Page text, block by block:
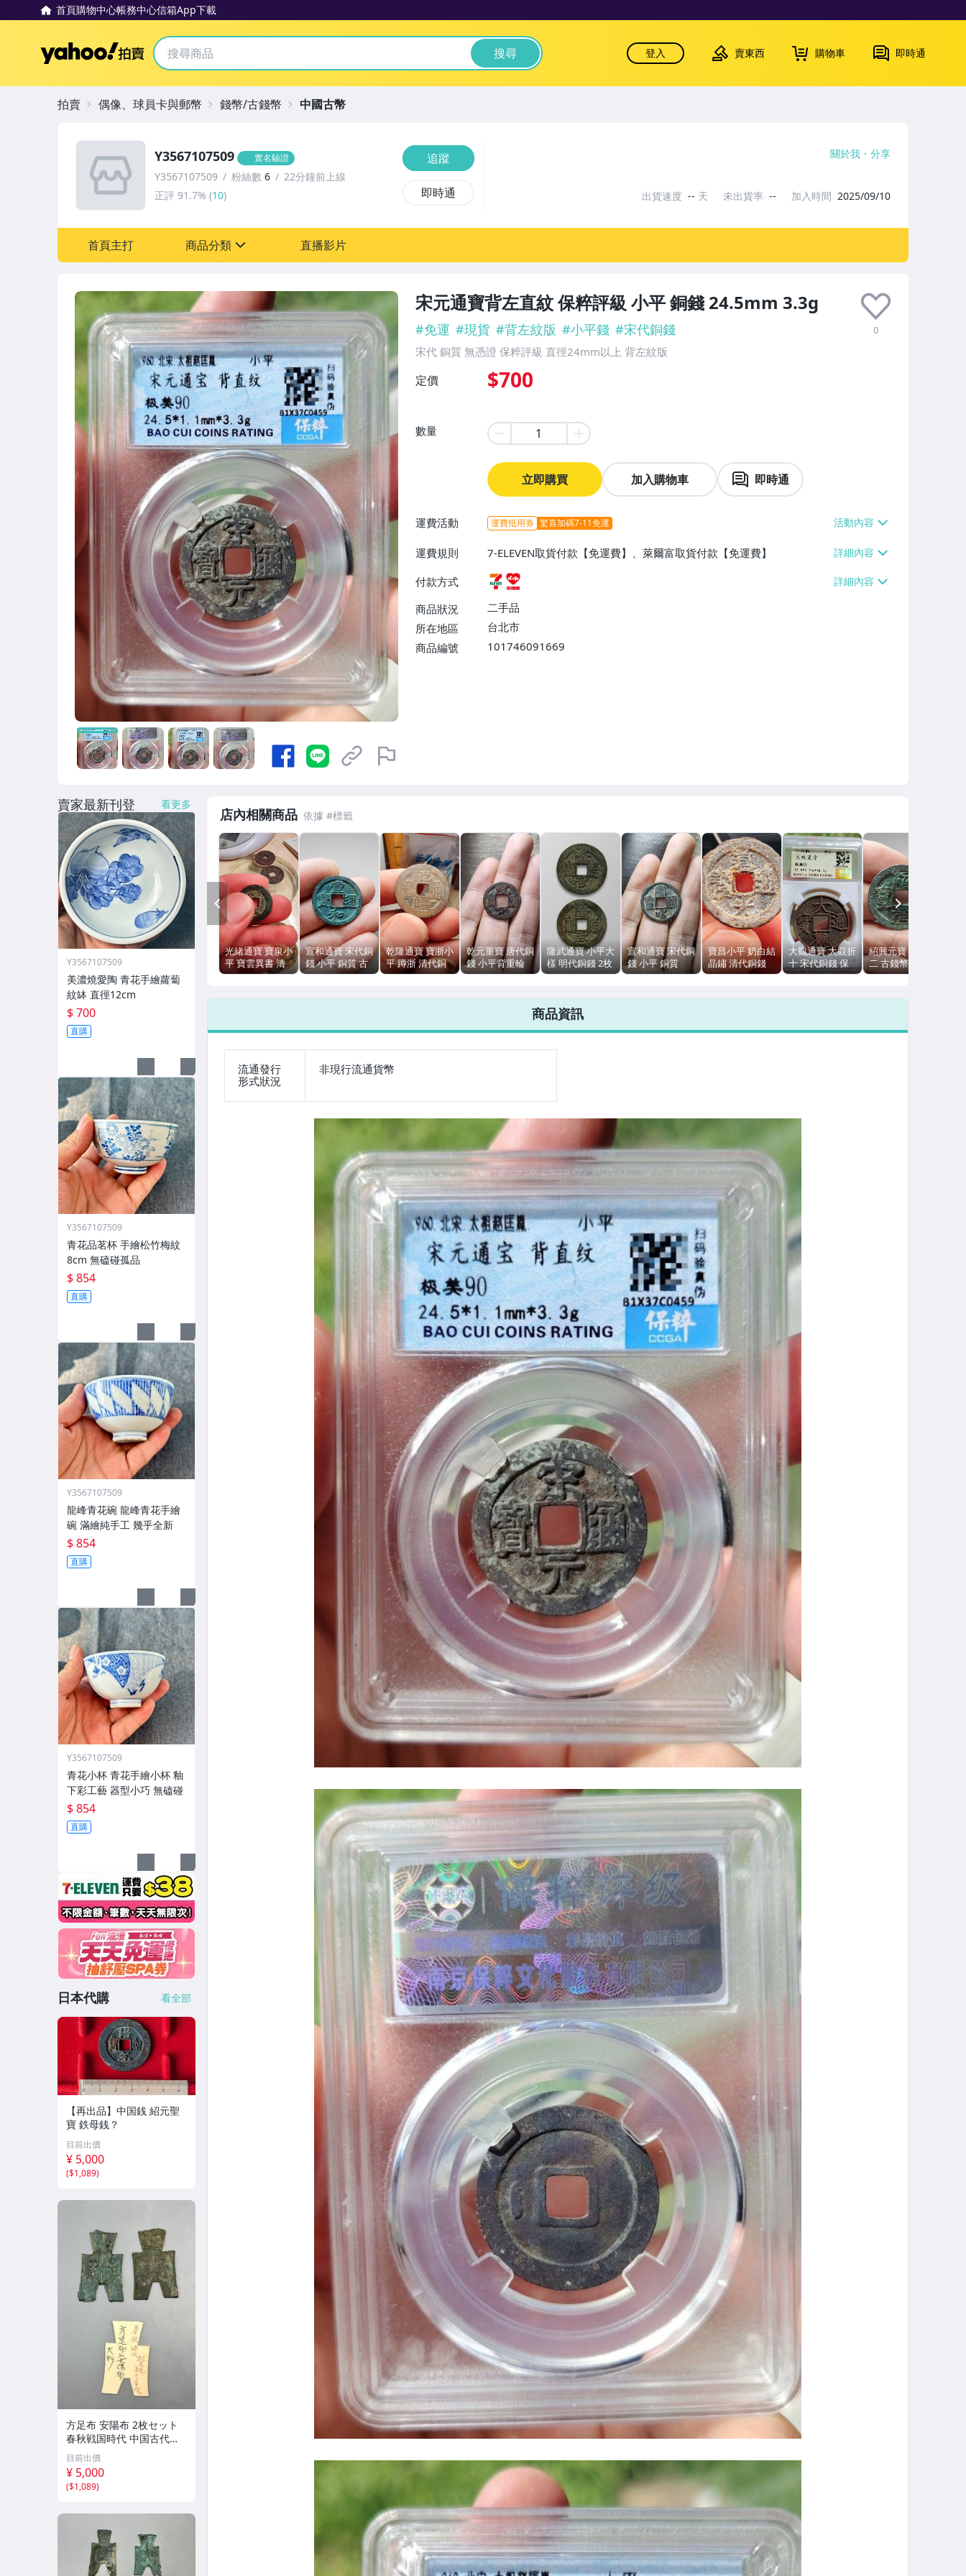
首頁購物中心帳務中心信箱App下載
Yahoo拍賣 搜尋 登入 賣東西 購物車 即時通
宋元通寶背左直紋 保粹評級 小平 銅錢 24.5mm 3.3g
0
#免運 #現貨 #背左紋版 #小平錢 #宋代銅錢
宋代 銅質 無憑證 保粹評級 直徑24mm以上 背左紋版
定價 $700
數量
立即購買 加入購物車 即時通
運費活動 運費抵用券 驚喜加碼7-11免運
運費規則
7-ELEVEN取貨付款【免運費】、萊爾富取貨付款【免運費】
付款方式
商品狀況
二手品
所在地區
台北市
商品編號
101746091669
Y3567107509 實名驗證
Y3567107509 粉絲數 6
22分鐘前上線
正評 91.7% (10)
追蹤
即時通
關於我 分享
出貨速度 -- 天 未出貨率 -- 加入時間 2025/09/10
首頁主打 商品分類
圖書/影音/文具
古董、藝術與礦石
居家、家具與園藝
玩具、模型與公仔
男性精品與服飾
偶像、球員卡與郵幣
女裝與服飾配件
手錶與飾品配件
女包精品與女鞋
相機、攝影與周邊
運動、戶外與休閒
直播影片
拍賣 偶像、球員卡與郵幣 錢幣/古錢幣 中國古幣
店內相關商品
光緒通寶 寶泉小
平 寶雲異書 清
代銅質古錢幣 兩
宣和通寶 宋代銅
錢 小平 銅質 古
錢幣 編號
乾隆通寶 寶浙小
平 蹲浙 清代銅
錢 25.1mm 無評
乾元重寶 唐代銅
錢 小平背重輪
私鑄
隆武通寶 小平大
樣 明代銅錢 2枚
26mm 厚
錢幣
宣和通寶 宋代銅
錢 小平 銅質
23.6x1.4mm 中
寶昌小平 奶白結
晶鏽 清代銅錢
無評級 25mm
大觀通寶 大觀折
十 宋代銅錢 保
粹評級 41mm
紹興元寶 篆書折
二 古錢幣 銅質
29.85mm 7.28g
PREV
商品資訊
流通發行
形式狀況
非現行流通貨幣
賣家最新刊登 看更多
Y3567107509
美濃燒愛陶 青花手繪蘿蔔
紋缽 直徑12cm
$ 700
直購
Y3567107509
青花品茗杯 手繪松竹梅紋
8cm 無磕碰孤品
$ 854
直購
Y3567107509
龍峰青花碗 龍峰青花手繪
碗 滿繪純手工 幾乎全新
$ 854
直購
Y3567107509
青花小杯 青花手繪小杯 釉
下彩工藝 器型小巧 無磕碰
$ 854
直購
日本代購 看全部
【再出品】中国銭 紹元聖
寶 鉄母銭？
目前出價
¥ 5,000
($1,089)
方足布 安陽布 2枚セット
春秋戦国時代 中国古代銭
貨 布貨 布幣 銅銭 古銭 コ
レクション 貨幣
目前出價
¥ 5,000
($1,089)